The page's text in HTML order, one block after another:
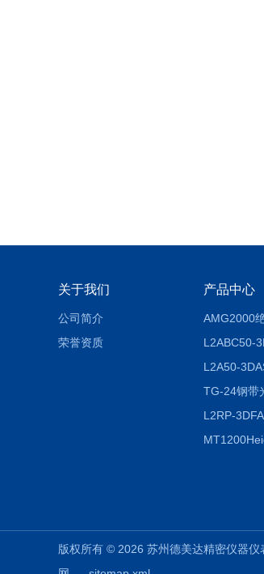
关于我们
公司简介
荣誉资质
产品中心
AMG2000
L2A50-
TG-24钢带
版权所有 © 2026 苏州德美达精密仪器